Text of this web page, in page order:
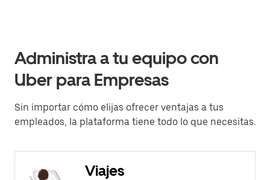
Administra a tu equipo con
Uber para Empresas
Sin importar cómo elijas ofrecer ventajas a tus
empleados, la plataforma tiene todo lo que necesitas.
Viajes